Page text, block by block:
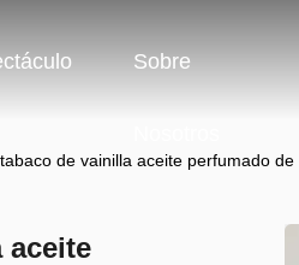
Sobre
de vainilla aceite perfumado
aceite